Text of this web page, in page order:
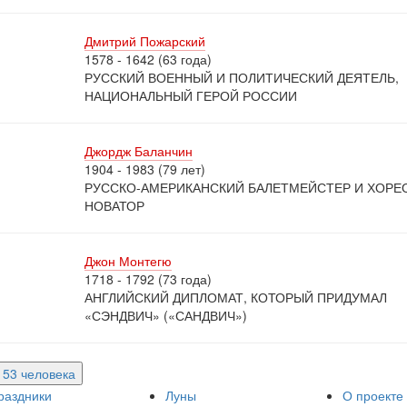
Дмитрий Пожарский
1578 - 1642 (63 года)
РУССКИЙ ВОЕННЫЙ И ПОЛИТИЧЕСКИЙ ДЕЯТЕЛЬ,
НАЦИОНАЛЬНЫЙ ГЕРОЙ РОССИИ
Джордж Баланчин
1904 - 1983 (79 лет)
РУССКО-АМЕРИКАНСКИЙ БАЛЕТМЕЙСТЕР И
НОВАТОР
Джон Монтегю
1718 - 1792 (73 года)
АНГЛИЙСКИЙ ДИПЛОМАТ, КОТОРЫЙ ПРИДУМАЛ
«СЭНДВИЧ» («САНДВИЧ»)
человека
Луны
О проекте